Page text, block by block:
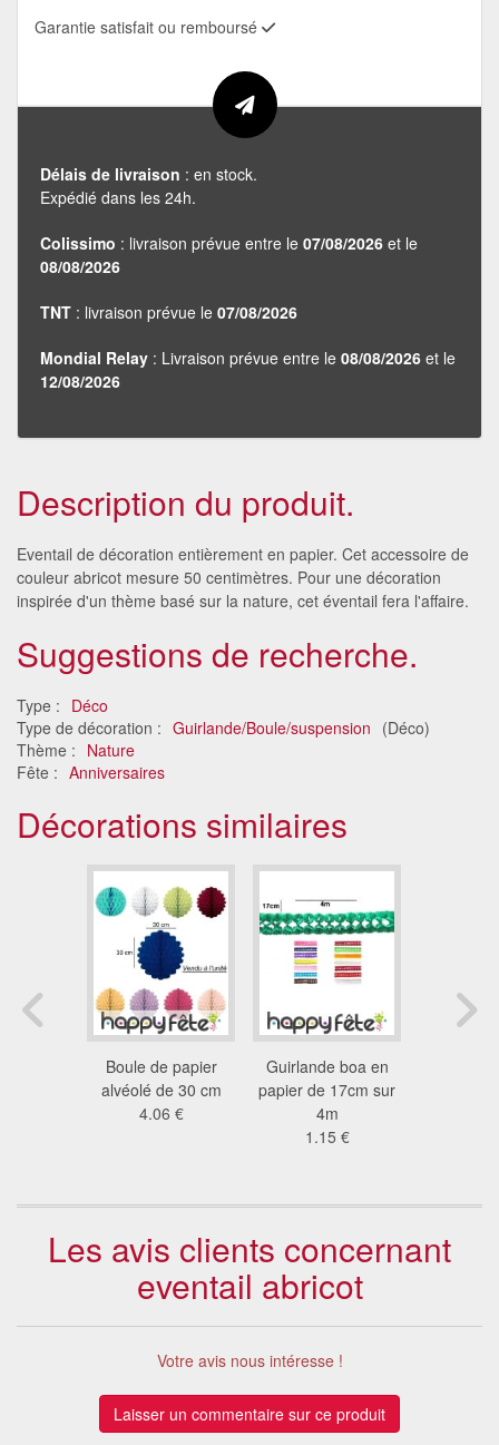
Garantie satisfait ou remboursé
Délais de livraison : en stock.
Expédié dans les 24h.
Colissimo : livraison prévue entre le 07/08/2026 et le
08/08/2026
TNT : livraison prévue le 07/08/2026
Mondial Relay : Livraison prévue entre le 08/08/2026 et le
12/08/2026
Description du produit.
Eventail de décoration entièrement en papier. Cet accessoire de
couleur abricot mesure 50 centimètres. Pour une décoration
inspirée d'un thème basé sur la nature, cet éventail fera l'affaire.
Suggestions de recherche.
Type : Déco
Type de décoration : Guirlande/Boule/suspension (Déco)
Thème : Nature
Fête : Anniversaires
Décorations similaires
Boule de papier
alvéolé de 30 cm
4.06 €
Guirlande boa en
papier de 17cm sur
4m
1.15 €
Les avis clients concernant
eventail abricot
Votre avis nous intéresse !
Laisser un commentaire sur ce produit